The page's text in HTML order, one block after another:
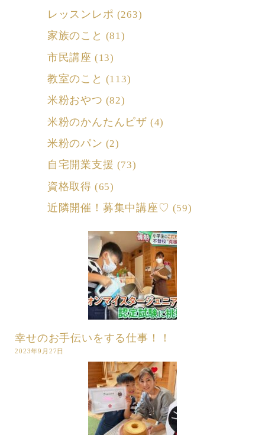
レッスンレポ (263)
家族のこと (81)
市民講座 (13)
教室のこと (113)
米粉おやつ (82)
米粉のかんたんピザ (4)
米粉のパン (2)
自宅開業支援 (73)
資格取得 (65)
近隣開催！募集中講座♡ (59)
幸せのお手伝いをする仕事！！
2023年9月27日